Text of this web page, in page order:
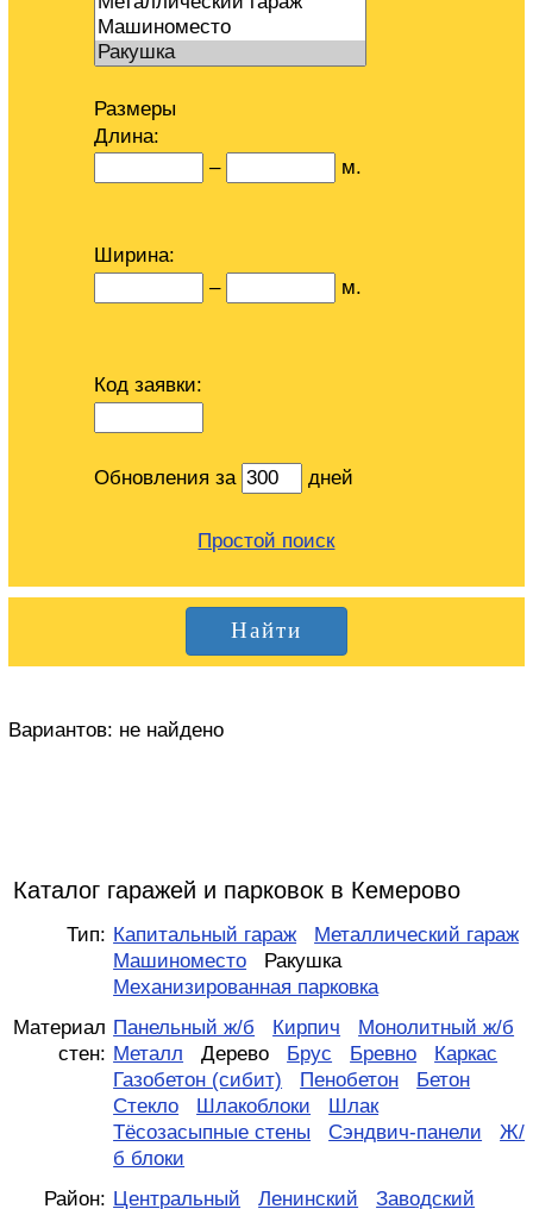
Размеры
Длина:
–
м.
Ширина:
–
м.
Код заявки:
Обновления за дней
Простой поиск
Вариантов: не найдено
Каталог гаражей и парковок в Кемерово
Тип: Капитальный гараж
Металлический гараж
Машиноместо
Ракушка
Механизированная парковка
Материал
стен:
Панельный ж/б Кирпич
Монолитный ж/б
Металл
Дерево Брус Бревно
Каркас
Газобетон (сибит)
Пенобетон
Бетон
Стекло
Шлакоблоки
Шлак
Тёсозасыпные стены
Сэндвич-панели
Ж/
б блоки
Район: Центральный Ленинский Заводский